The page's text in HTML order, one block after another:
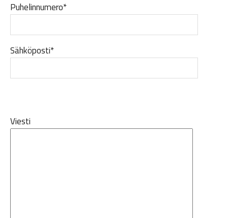
Puhelinnumero*
Sähköposti*
Viesti